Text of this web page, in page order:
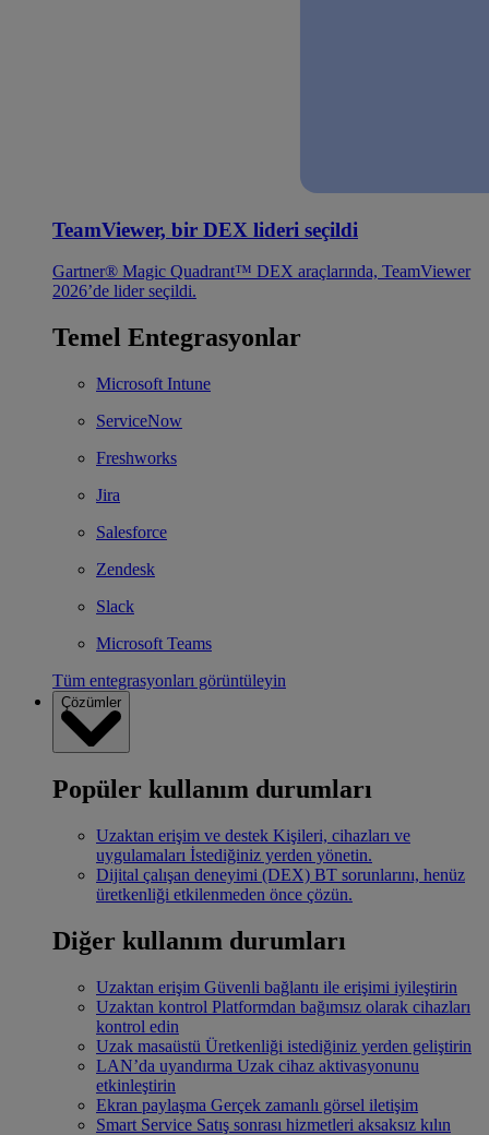
TeamViewer, bir DEX lideri seçildi
Gartner® Magic Quadrant™ DEX araçlarında, TeamViewer
2026’de lider seçildi.
Temel Entegrasyonlar
Microsoft Intune
ServiceNow
Freshworks
Jira
Salesforce
Zendesk
Slack
Microsoft Teams
Tüm entegrasyonları görüntüleyin
Çözümler
Popüler kullanım durumları
Uzaktan erişim ve destek Kişileri, cihazları ve
uygulamaları İstediğiniz yerden yönetin.
Dijital çalışan deneyimi (DEX) BT sorunlarını, henüz
üretkenliği etkilenmeden önce çözün.
Diğer kullanım durumları
Uzaktan erişim Güvenli bağlantı ile erişimi iyileştirin
Uzaktan kontrol Platformdan bağımsız olarak cihazları
kontrol edin
Uzak masaüstü Üretkenliği istediğiniz yerden geliştirin
LAN’da uyandırma Uzak cihaz aktivasyonunu
etkinleştirin
Ekran paylaşma Gerçek zamanlı görsel iletişim
Smart Service Satış sonrası hizmetleri aksaksız kılın